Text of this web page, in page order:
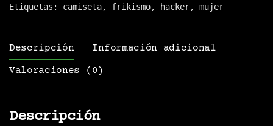
Etiquetas: camiseta, frikismo, hacker, mujer
Descripción Información adicional
Valoraciones (0)
Descripción